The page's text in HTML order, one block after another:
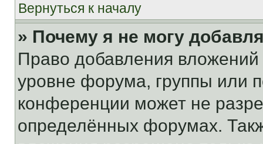
Вернуться к началу
» Почему я не могу
Право добавления
уровне форума, группы или
конференции может не
определённых форумах.